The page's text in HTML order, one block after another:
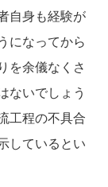
自身も経験が
になってから
を余儀なくさ
ないでしょう
工程の不具合
しているとい